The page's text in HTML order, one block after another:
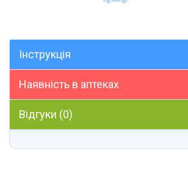
Інструкція
Наявність в аптеках
Відгуки (0)